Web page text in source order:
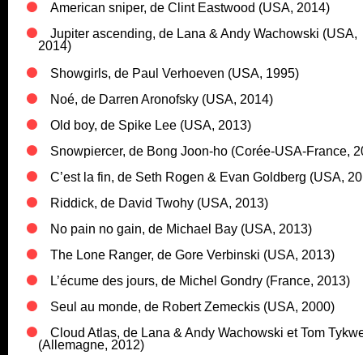
American sniper, de Clint Eastwood (USA, 2014)
Jupiter ascending, de Lana & Andy Wachowski (USA,
2014)
Showgirls, de Paul Verhoeven (USA, 1995)
Noé, de Darren Aronofsky (USA, 2014)
Old boy, de Spike Lee (USA, 2013)
Snowpiercer, de Bong Joon-ho (Corée-USA-France,
C’est la fin, de Seth Rogen & Evan Goldberg (USA,
Riddick, de David Twohy (USA, 2013)
No pain no gain, de Michael Bay (USA, 2013)
The Lone Ranger, de Gore Verbinski (USA, 2013)
L’écume des jours, de Michel Gondry (France, 2013)
Seul au monde, de Robert Zemeckis (USA, 2000)
Cloud Atlas, de Lana & Andy Wachowski et Tom
(Allemagne, 2012)